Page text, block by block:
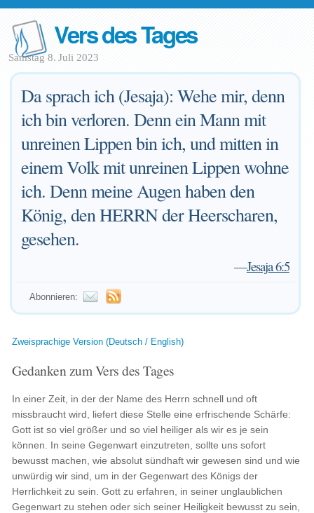
Vers des Tages
Samstag 8. Juli 2023
Da sprach ich (Jesaja): Wehe mir, denn
ich bin verloren. Denn ein Mann mit
unreinen Lippen bin ich, und mitten in
einem Volk mit unreinen Lippen wohne
ich. Denn meine Augen haben den
König, den HERRN der Heerscharen,
gesehen.
—Jesaja 6:5
Abonnieren:
Zweisprachige Version (Deutsch / English)
Gedanken zum Vers des Tages
In einer Zeit, in der der Name des Herrn schnell und oft
missbraucht wird, liefert diese Stelle eine erfrischende Schärfe:
Gott ist so viel größer und so viel heiliger als wir es je sein
können. In seine Gegenwart einzutreten, sollte uns sofort
bewusst machen, wie absolut sündhaft wir gewesen sind und wie
unwürdig wir sind, um in der Gegenwart des Königs der
Herrlichkeit zu sein. Gott zu erfahren, in seiner unglaublichen
Gegenwart zu stehen oder sich seiner Heiligkeit bewusst zu sein,